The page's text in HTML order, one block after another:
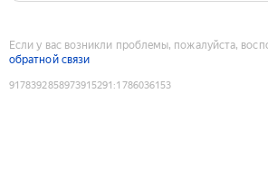
Если у вас возникли проблемы, пожалуйста,
обратной связи
9178392858973915291 :1786036153